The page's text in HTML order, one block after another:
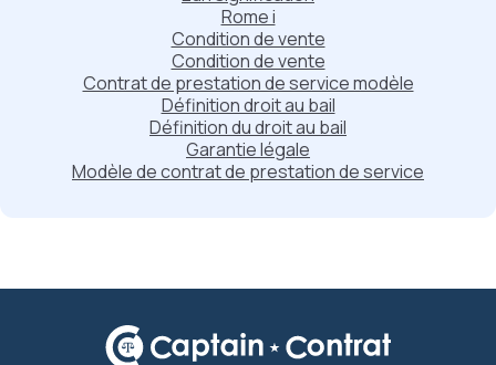
Rome i
Condition de vente
Condition de vente
Contrat de prestation de service modèle
Définition droit au bail
Définition du droit au bail
Garantie légale
Modèle de contrat de prestation de service